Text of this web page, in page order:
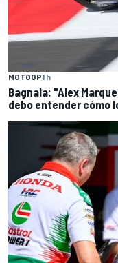
MOTOGP1 h
Bagnaia: "Alex
debo entender cómo